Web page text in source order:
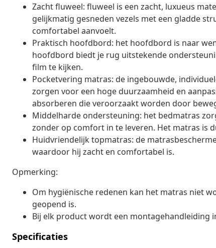
Zacht fluweel: fluweel is een zacht, luxueus
gelijkmatig gesneden vezels met een gladde
comfortabel aanvoelt.
Praktisch hoofdbord: het hoofdbord is naar
hoofdbord biedt je rug uitstekende
film te kijken.
Pocketvering matras: de ingebouwde,
zorgen voor een hoge duurzaamheid en
absorberen die veroorzaakt worden door
Middelharde ondersteuning: het bedmatras
zonder op comfort in te leveren. Het matras is
Huidvriendelijk topmatras: de
waardoor hij zacht en comfortabel is.
Opmerking:
Om hygiënische redenen kan het matras niet
geopend is.
Bij elk product wordt een montagehandleiding
Specificaties